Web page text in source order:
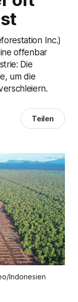
Inc.)
offenbar
Die
um die
Teilen
Indonesien